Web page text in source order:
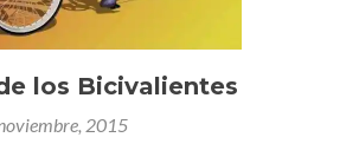
los Bicivalientes
2015